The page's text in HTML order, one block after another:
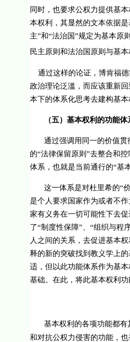
同时，也要求公权力提供基
本权利，其显然的文本依据
主”和“法治国”规定为基本原
民主原则和法治国原则与基
通过这样的论证，博肯福
政治理论泛滥，而应该重新
本下的体系化思考去建构基本
（五）基本权利的功能体
通过强调用同一的价值
的“法律保留原则”去整合和
体系，也就是当前通行的“基
这一体系是对杜里希的“
是个人要求国家作为或者不
家有义务在一切可能性下去
了“制度性保障”、“组织与程
人之间的关系，去促进基本权
释的新的突破找到教义学上
适，但以此功能体系作为基
基础。在此，将此基本权利功
基本权利的各项功能都有
和对抗公权力侵害的功能，